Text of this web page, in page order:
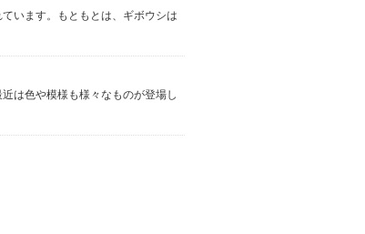
います。もともとは、ギボウシは
は色や模様も様々なものが登場し